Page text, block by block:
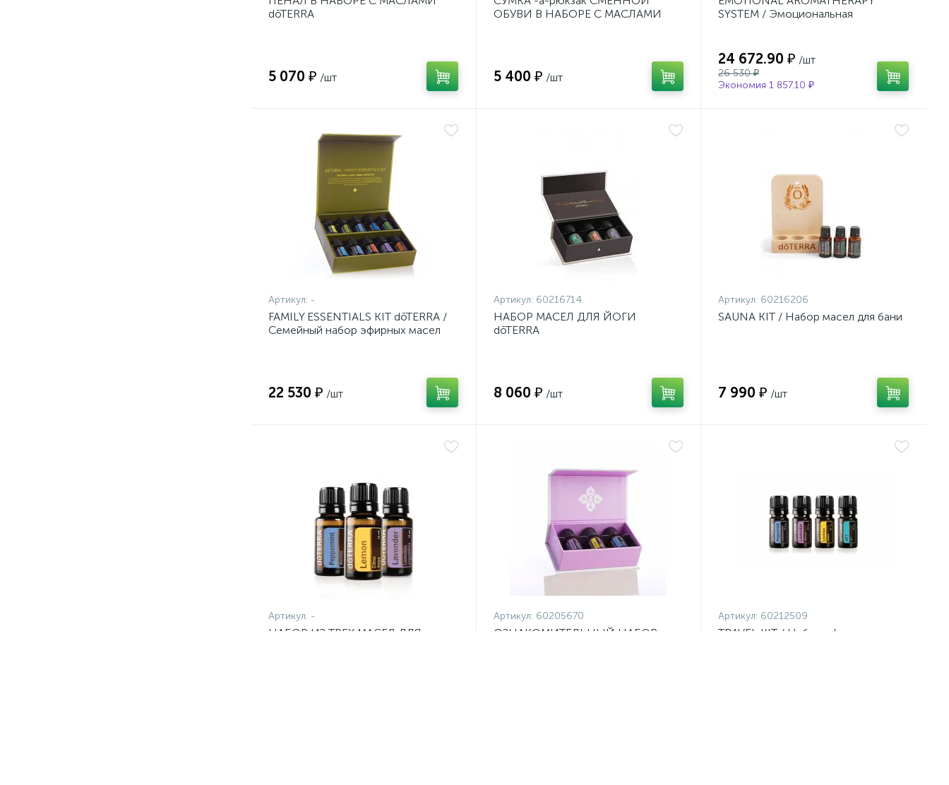
dōTERRA
5 070 ₽ /шт
ОБУВИ В НАБОРЕ С МАСЛАМИ
5 400 ₽ /шт
SYSTEM / Эмоциональная
24 672.90 ₽ /шт
26 530 ₽
Экономия 1 857.10 ₽
Артикул: -
FAMILY ESSENTIALS KIT dōTERRA /
Семейный набор эфирных масел
22 530 ₽ /шт
Артикул: 60216714
НАБОР МАСЕЛ ДЛЯ ЙОГИ
dōTERRA
8 060 ₽ /шт
Артикул: 60216206
SAUNA KIT / Набор масел для бани
7 990 ₽ /шт
Артикул: -
НАБОР ИЗ ТРЕХ МАСЕЛ ДЛЯ
Артикул: 60205670
ОЗНАКОМИТЕЛЬНЫЙ НАБОР
Артикул: 60212509
TRAVEL KIT / Набор эфирных масел